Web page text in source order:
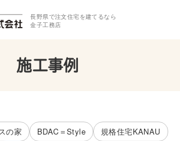
長野県で注文住宅を建てるなら
金子工務店
施工事例
の家 BDAC＝Style
規格住宅KANAU